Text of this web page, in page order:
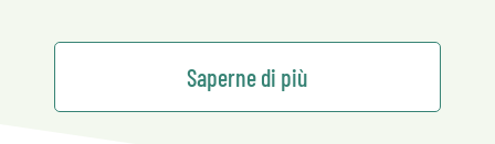
Saperne di più